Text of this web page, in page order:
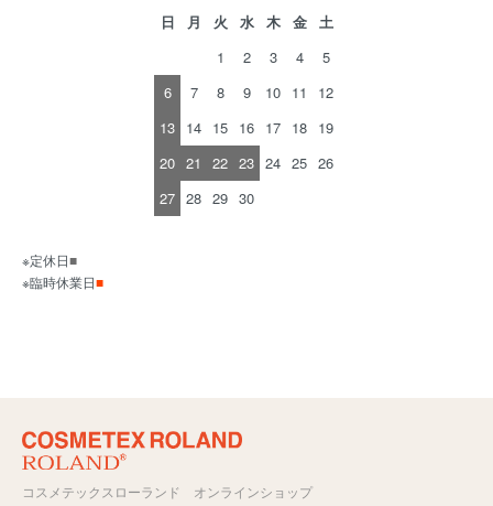
日 月 火 水 木 金
土
1
2 3 4
5
6
7 8 9 10 11
12
13 14 15 16 17 18 19
20 21 22 23 24 25 26
27 28 29 30
※定休日■
※臨時休業日■
コスメテックスローランド オンラインショップ